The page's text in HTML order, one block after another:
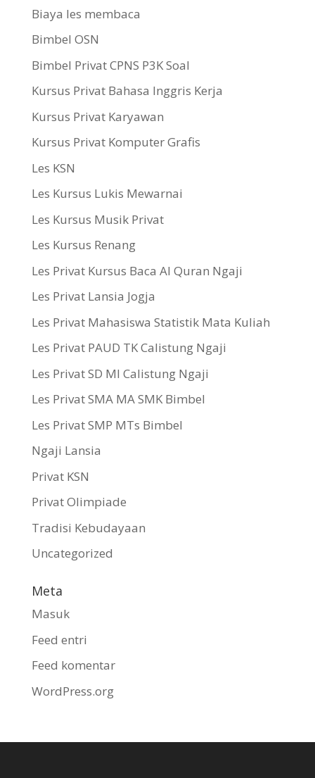
Biaya les membaca
Bimbel OSN
Bimbel Privat CPNS P3K Soal
Kursus Privat Bahasa Inggris Kerja
Kursus Privat Karyawan
Kursus Privat Komputer Grafis
Les KSN
Les Kursus Lukis Mewarnai
Les Kursus Musik Privat
Les Kursus Renang
Les Privat Kursus Baca Al Quran Ngaji
Les Privat Lansia Jogja
Les Privat Mahasiswa Statistik Mata Kuliah
Les Privat PAUD TK Calistung Ngaji
Les Privat SD MI Calistung Ngaji
Les Privat SMA MA SMK Bimbel
Les Privat SMP MTs Bimbel
Ngaji Lansia
Privat KSN
Privat Olimpiade
Tradisi Kebudayaan
Uncategorized
Meta
Masuk
Feed entri
Feed komentar
WordPress.org